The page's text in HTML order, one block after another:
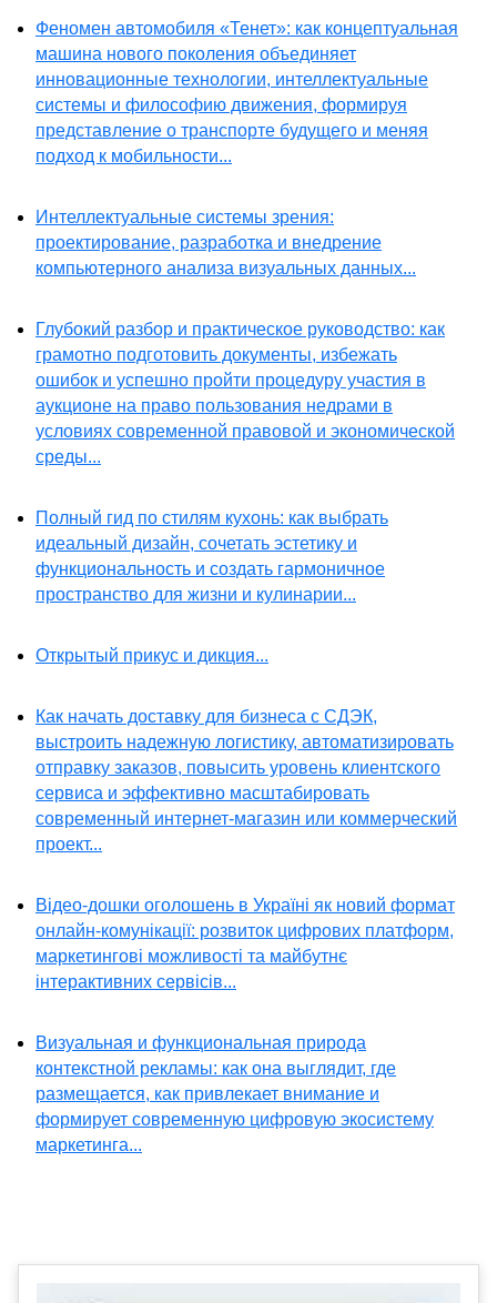
Феномен автомобиля «Тенет»: как концептуальная
машина нового поколения объединяет
инновационные технологии, интеллектуальные
системы и философию движения, формируя
представление о транспорте будущего и меняя
подход к мобильности...
Интеллектуальные системы зрения:
проектирование, разработка и внедрение
компьютерного анализа визуальных данных...
Глубокий разбор и практическое руководство: как
грамотно подготовить документы, избежать
ошибок и успешно пройти процедуру участия в
аукционе на право пользования недрами в
условиях современной правовой и экономической
среды...
Полный гид по стилям кухонь: как выбрать
идеальный дизайн, сочетать эстетику и
функциональность и создать гармоничное
пространство для жизни и кулинарии...
Открытый прикус и дикция...
Как начать доставку для бизнеса с СДЭК,
выстроить надежную логистику, автоматизировать
отправку заказов, повысить уровень клиентского
сервиса и эффективно масштабировать
современный интернет-магазин или коммерческий
проект...
Відео-дошки оголошень в Україні як новий формат
онлайн-комунікації: розвиток цифрових платформ,
маркетингові можливості та майбутнє
інтерактивних сервісів...
Визуальная и функциональная природа
контекстной рекламы: как она выглядит, где
размещается, как привлекает внимание и
формирует современную цифровую экосистему
маркетинга...